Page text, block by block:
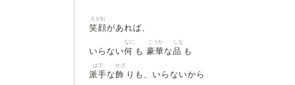
笑顔
えがお
があれば、
いらない何
なに
も 豪華
ごうか
な品
しな
も
派手
はで
な飾
かざ
りも、いらないから